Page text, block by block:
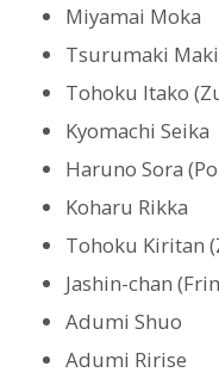
Miyamai Moka
Tsurumaki Maki
Tohoku Itako
Kyomachi Seika
Haruno Sora
Koharu Rikka
Tohoku Kiritan
Jashin-chan
Adumi Shuo
Adumi Ririse